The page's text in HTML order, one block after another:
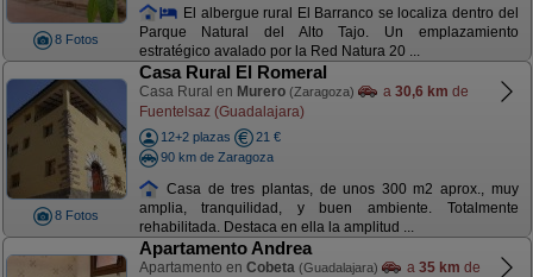
8 Fotos
El albergue rural El Barranco se localiza dentro del
Parque Natural del Alto Tajo. Un emplazamiento
estratégico avalado por la Red Natura 20 ...
8 Fotos
Casa Rural El Romeral
Casa Rural en Murero (Zaragoza) a 30,6 km de
Fuentelsaz (Guadalajara)
12+2 plazas
21 €
90 km de Zaragoza
Casa de tres plantas, de unos 300 m2 aprox., muy
amplia, tranquilidad, y buen ambiente. Totalmente
rehabilitada. Destaca en ella la amplitud ...
Apartamento Andrea
Apartamento en Cobeta (Guadalajara) a 35 km de